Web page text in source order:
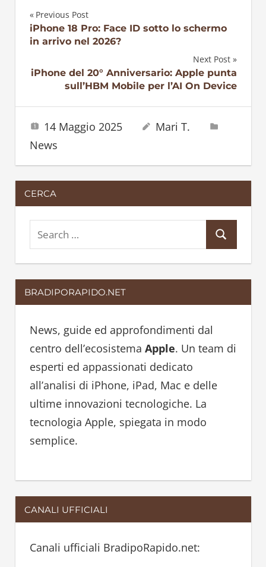
Navigazione
Previous Post
iPhone 18 Pro: Face ID sotto lo schermo
in arrivo nel 2026?
Next Post
iPhone del 20° Anniversario: Apple punta
sull’HBM Mobile per l’AI On Device
14 Maggio 2025
Mari T.
News
CERCA
e
a
r
c
e
a
BRADIPORAPIDO.NET
News, guide ed approfondimenti dal
centro dell’ecosistema Apple. Un team di
esperti ed appassionati dedicato
all’analisi di iPhone, iPad, Mac e delle
ultime innovazioni tecnologiche. La
tecnologia Apple, spiegata in modo
semplice.
CANALI UFFICIALI
Canali ufficiali BradipoRapido.net: